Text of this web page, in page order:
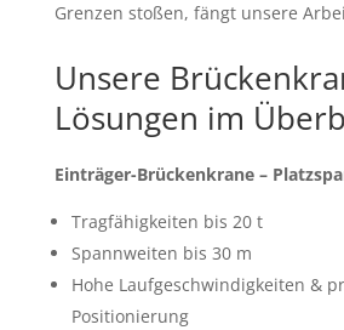
Grenzen stoßen, fängt unsere
Unsere
Lösungen im
Einträger-Brückenkrane –
Tragfähigkeiten bis 20 t
Spannweiten bis 30 m
Hohe Laufgeschwindigkeiten &
Positionierung